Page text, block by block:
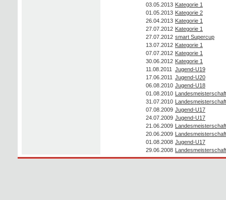
03.05.2013 Kategorie 1
01.05.2013 Kategorie 2
26.04.2013 Kategorie 1
27.07.2012 Kategorie 1
27.07.2012 smart Supercup
13.07.2012 Kategorie 1
07.07.2012 Kategorie 1
30.06.2012 Kategorie 1
11.08.2011
Jugend-U19
17.06.2011 Jugend-U20
06.08.2010 Jugend-U18
01.08.2010
31.07.2010
07.08.2009 Jugend-U17
24.07.2009 Jugend-U17
21.06.2009
20.06.2009
01.08.2008 Jugend-U17
29.06.2008